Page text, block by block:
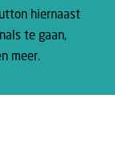
hiernaast
te gaan,
meer.